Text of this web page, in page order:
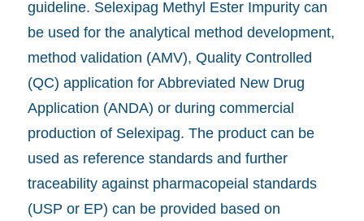
guideline. Selexipag Methyl Ester Impurity can
be used for the analytical method development,
method validation (AMV), Quality Controlled
(QC) application for Abbreviated New Drug
Application (ANDA) or during commercial
production of Selexipag. The product can be
used as reference standards and further
traceability against pharmacopeial standards
(USP or EP) can be provided based on